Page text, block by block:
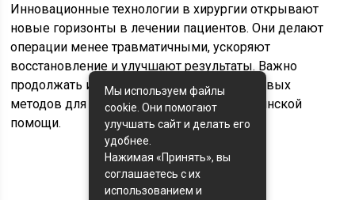
Инновационные технологии в хирургии открывают
новые горизонты в лечении пациентов. Они делают
операции менее травматичными, ускоряют
восстановление и улучшают результаты. Важно
продолжать исследования и внедрение новых
методов для повышения качества медицинской
помощи.
Оценка статьи:
Мы используем файлы
cookie. Они помогают
улучшать сайт и делать его
удобнее.
Нажимая «Принять», вы
соглашаетесь с их
использованием и